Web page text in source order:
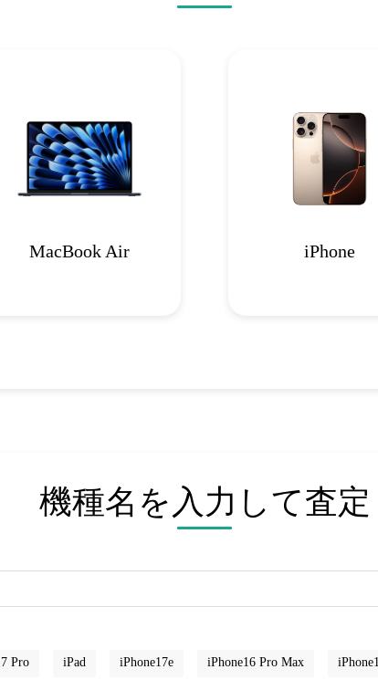
MacBook Air iPhone
機種名を入力して査定
Pro iPad iPhone17e iPhone16 Pro Max